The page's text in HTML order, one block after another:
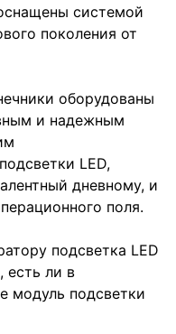
системой
поколения от
оборудованы
и надежным
LED,
дневному, и
поля.
подсветка LED
есть ли в
модуль подсветки